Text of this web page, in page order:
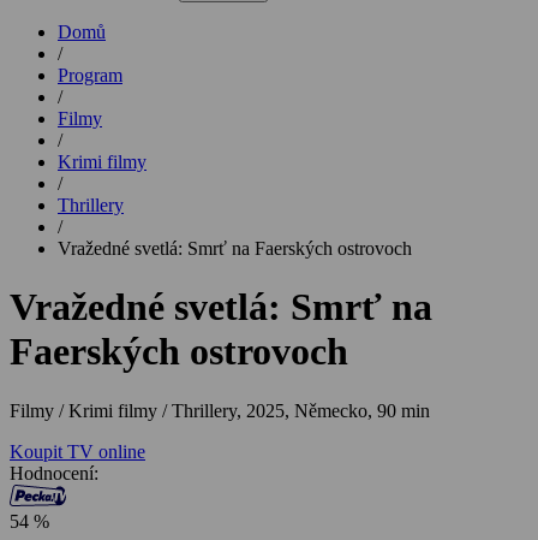
Domů
/
Program
/
Filmy
/
Krimi filmy
/
Thrillery
/
Vražedné svetlá: Smrť na Faerských ostrovoch
Vražedné svetlá: Smrť na
Faerských ostrovoch
Filmy / Krimi filmy / Thrillery, 2025, Německo, 90 min
Koupit TV online
Hodnocení:
54 %